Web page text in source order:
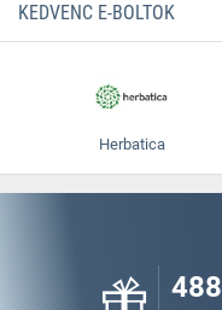
KEDVENC E-BOLTOK
Herbatica
488